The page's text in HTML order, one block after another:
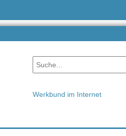
Werkbund im Internet